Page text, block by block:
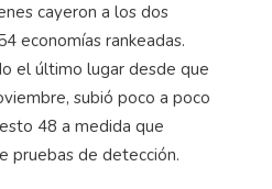
cayeron a los dos
economías rankeadas.
el último lugar desde que
subió poco a poco
48 a medida que
pruebas de detección.